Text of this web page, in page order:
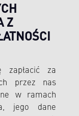
Z
zapłacić za
przez nas
w ramach
jego dane